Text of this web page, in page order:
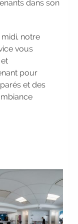
Datings -
vous !
|
2026
toutes
votre
Board
avenir pro :
Datings -
vous !
|
2026
toutes
votre
Board
|
dans son
notre
vous
pour
et des